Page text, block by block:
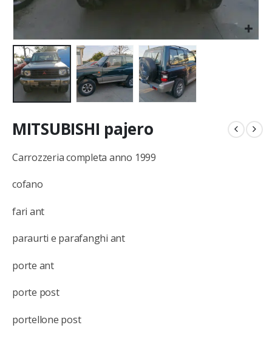
MITSUBISHI pajero
Carrozzeria completa anno 1999
cofano
fari ant
paraurti e parafanghi ant
porte ant
porte post
portellone post